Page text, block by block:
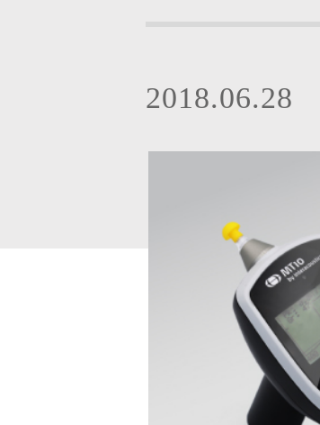
2018.06.28